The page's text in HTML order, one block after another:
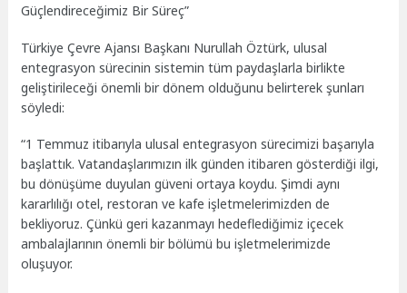
Güçlendireceğimiz Bir Süreç”
Türkiye Çevre Ajansı Başkanı Nurullah Öztürk, ulusal
entegrasyon sürecinin sistemin tüm paydaşlarla birlikte
geliştirileceği önemli bir dönem olduğunu belirterek şunları
söyledi:
“1 Temmuz itibarıyla ulusal entegrasyon sürecimizi başarıyla
başlattık. Vatandaşlarımızın ilk günden itibaren gösterdiği ilgi,
bu dönüşüme duyulan güveni ortaya koydu. Şimdi aynı
kararlılığı otel, restoran ve kafe işletmelerimizden de
bekliyoruz. Çünkü geri kazanmayı hedeflediğimiz içecek
ambalajlarının önemli bir bölümü bu işletmelerimizde
oluşuyor.